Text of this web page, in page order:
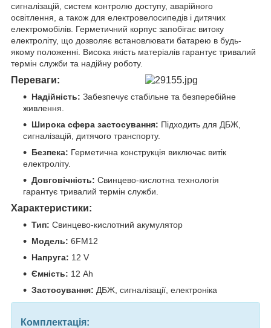
сигналізацій, систем контролю доступу, аварійного
освітлення, а також для електровелосипедів і дитячих
електромобілів. Герметичний корпус запобігає витоку
електроліту, що дозволяє встановлювати батарею в будь-
якому положенні. Висока якість матеріалів гарантує тривалий
термін служби та надійну роботу.
Переваги:
Надійність: Забезпечує стабільне та безперебійне
живлення.
Широка сфера застосування: Підходить для ДБЖ,
сигналізацій, дитячого транспорту.
Безпека: Герметична конструкція виключає витік
електроліту.
Довговічність: Свинцево-кислотна технологія
гарантує тривалий термін служби.
Характеристики:
Тип: Свинцево-кислотний акумулятор
Модель: 6FM12
Напруга: 12 V
Ємність: 12 Ah
Застосування: ДБЖ, сигналізації, електроніка
Комплектація: